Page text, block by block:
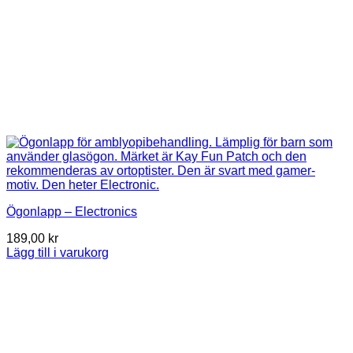
Ögonlapp – Electronics
189,00 kr
Lägg till i varukorg